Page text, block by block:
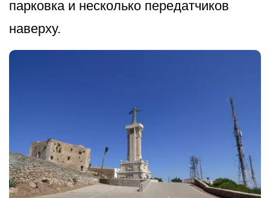
парковка и несколько передатчиков
наверху.